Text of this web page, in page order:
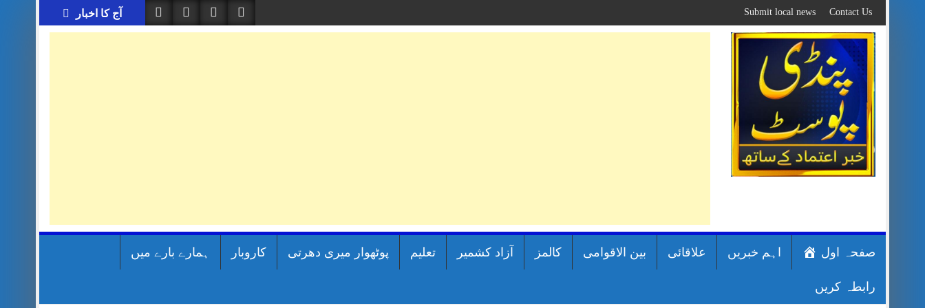
to
content
آج کا اخبار Contact Us
Submit local news
صفحہ اول اہم خبریں علاقائی بین الاقوامی کالمز آزاد کشمیر تعلیم پوٹھوار میری دھرتی کاروبار ہمارے بارے میں
رابطہ کریں